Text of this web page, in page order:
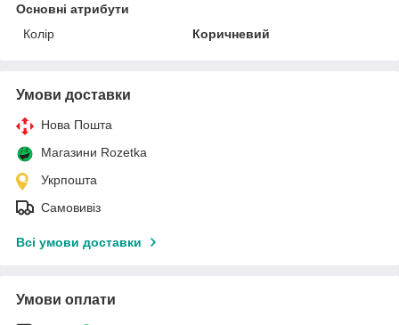
Основні атрибути
Колір
Коричневий
Умови доставки
Нова Пошта
Магазини Rozetka
Укрпошта
Самовивіз
Всі умови доставки
Умови оплати